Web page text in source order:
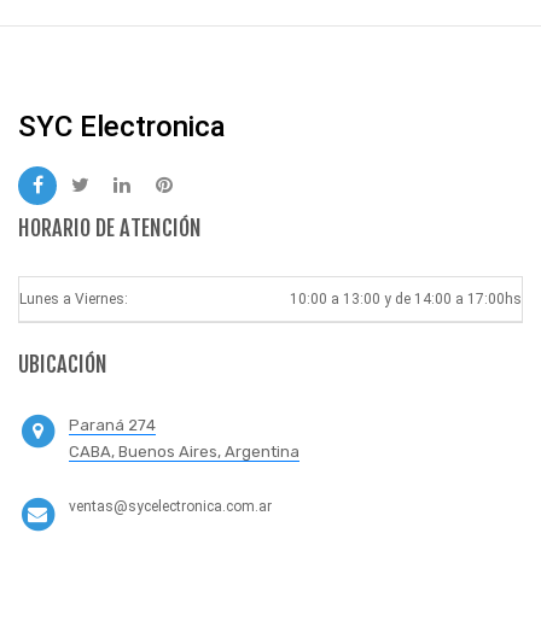
SYC Electronica
HORARIO DE ATENCIÓN
Lunes a Viernes: 10:00 a 13:00 y de 14:00 a 17:00hs
UBICACIÓN
Paraná 274
CABA, Buenos Aires, Argentina
ventas@sycelectronica.com.ar